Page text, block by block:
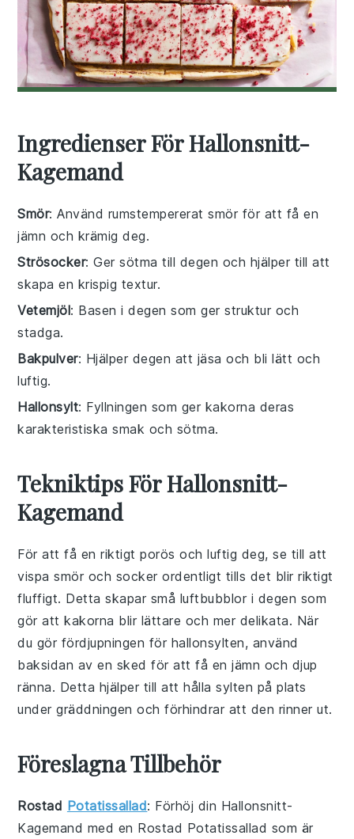
Ingredienser För Hallonsnitt-
Kagemand
Smör: Använd rumstempererat smör för att få en
jämn och krämig deg.
Strösocker: Ger sötma till degen och hjälper till att
skapa en krispig textur.
Vetemjöl: Basen i degen som ger struktur och
stadga.
Bakpulver: Hjälper degen att jäsa och bli lätt och
luftig.
Hallonsylt: Fyllningen som ger kakorna deras
karakteristiska smak och sötma.
Tekniktips För Hallonsnitt-
Kagemand
För att få en riktigt porös och luftig deg, se till att
vispasmör och socker ordentligt tills det blir riktigt
fluffigt. Detta skapar små luftbubblor i degen som
gör att kakorna blir lättare och mer delikata. När
du gör fördjupningen för hallonsylten, använd
baksidan av en sked för att få en jämn och djup
ränna. Detta hjälper till att hålla sylten på plats
under gräddningen och förhindrar att den rinner ut.
Föreslagna Tillbehör
Rostad Potatissallad: Förhöj din Hallonsnitt-
Kagemand med en Rostad Potatissallad som är